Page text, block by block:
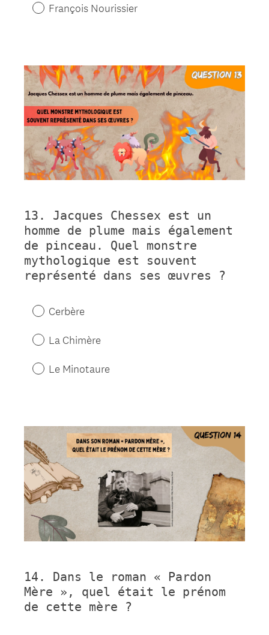
François Nourissier
Title
Question
Title
13 .
Jacques Chessex est un
homme de plume mais également
de pinceau. Quel monstre
mythologique est souvent
représenté dans ses œuvres ?
Cerbère
La Chimère
Le Minotaure
Question
Title
14 .
Dans le roman « Pardon
Mère », quel était le prénom
de cette mère ?